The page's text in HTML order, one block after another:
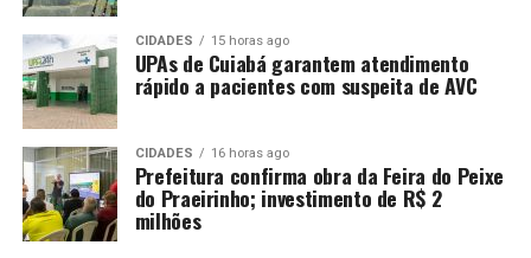
Fonte:Tribunal de Justiça de MT – MT
Comentários
RELATED TOPICS: CUIABÁ DESTAQUE DUAS
JULHO
JÚRI
MAIS MATO MATO-GROSSO MATOGROSSO
MT
PROGRAMA
REALIZA SESSÕES TRIBUNAL
CIDADES 15 horas ago
UPAs de Cuiabá garantem atendimento
rápido a pacientes com suspeita de AVC
CIDADES 16 horas ago
Prefeitura confirma obra da Feira do Peixe
do Praeirinho; investimento de R$ 2
milhões